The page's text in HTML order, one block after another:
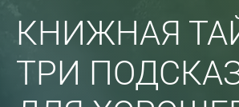
КНИЖНАЯ
ТРИ